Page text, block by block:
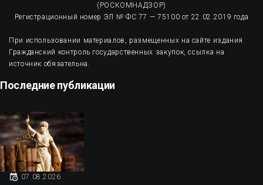
(РОСКОМНАДЗОР)
Регистрационный номер ЭЛ № ФС 77 — 75100 от 22.02.2019 года
При использовании материалов, размещенных на сайте издания
Гражданский контроль государственных закупок, ссылка на
источник обязательна.
Последние публикации
07.08.2026